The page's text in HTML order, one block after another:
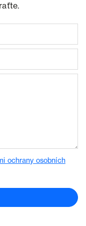
ochrany osobních